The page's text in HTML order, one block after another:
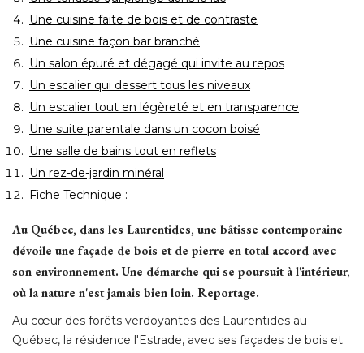
Une cuisine faite de bois et de contraste
Une cuisine façon bar branché
Un salon épuré et dégagé qui invite au repos
Un escalier qui dessert tous les niveaux
Un escalier tout en légèreté et en transparence
Une suite parentale dans un cocon boisé
Une salle de bains tout en reflets
Un rez-de-jardin minéral
Fiche Technique :
Au Québec, dans les Laurentides, une bâtisse contemporaine
dévoile une façade de bois et de pierre en total accord avec
son environnement. Une démarche qui se poursuit à l'intérieur,
où la nature n'est jamais bien loin. Reportage.
Au cœur des forêts verdoyantes des Laurentides au
Québec, la résidence l'Estrade, avec ses façades de bois et